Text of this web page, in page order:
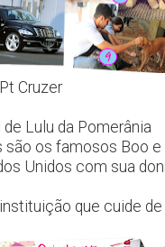
Cruzer
Lulu da Pomerânia
são os famosos Boo e
Unidos com sua
que cuide